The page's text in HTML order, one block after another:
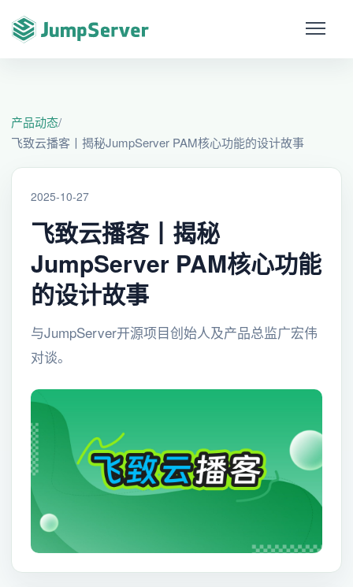
产品动态/
飞致云播客丨揭秘JumpServer PAM核心功能的设计故事
2025-10-27
飞致云播客丨揭秘
JumpServer PAM核心功能
的设计故事
与JumpServer开源项目创始人及产品总监广宏伟
对谈。